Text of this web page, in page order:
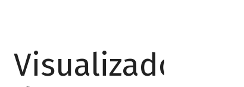
Visualizador